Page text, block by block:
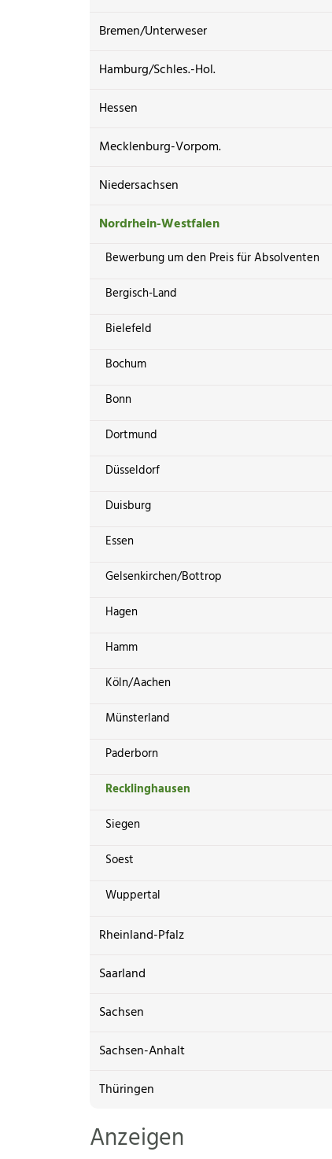
Bremen/Unterweser
Hamburg/Schles.-Hol.
Hessen
Mecklenburg-Vorpom.
Niedersachsen
Nordrhein-Westfalen
Bewerbung um den Preis für Absolventen
Bergisch-Land
Bielefeld
Bochum
Bonn
Dortmund
Düsseldorf
Duisburg
Essen
Gelsenkirchen/Bottrop
Hagen
Hamm
Köln/Aachen
Münsterland
Paderborn
Recklinghausen
Siegen
Soest
Wuppertal
Rheinland-Pfalz
Saarland
Sachsen
Sachsen-Anhalt
Thüringen
Anzeigen